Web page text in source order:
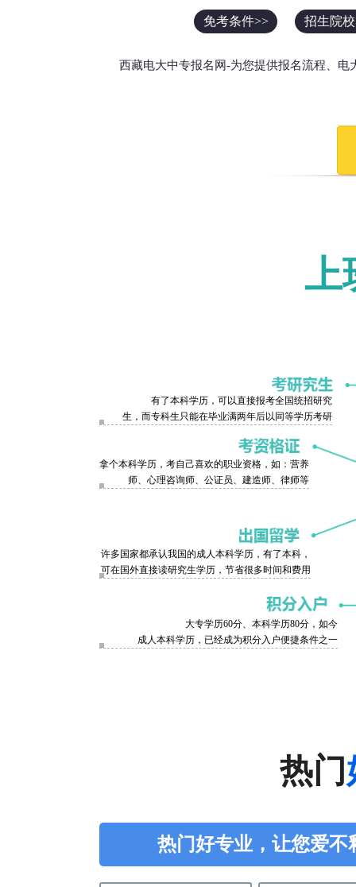
免考条件>> 招生院
西藏电大中专报名网-为您提供报名流程、
上
有了本科学历，可以直接报考全国统招研究
生，而专科生只能在毕业满两年后以同等学历考研
拿个本科学历，考自己喜欢的职业资格，如：营养
师、心理咨询师、公证员、建造师、律师等
许多国家都承认我国的成人本科学历，有了本科，
可在国外直接读研究生学历，节省很多时间和费用
大专学历60分、本科学历80分，如今
成人本科学历，已经成为积分入户便捷条件之一
热门
热门好专业，让您爱